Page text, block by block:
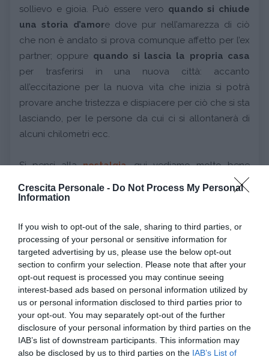
Crescita Personale - Do Not Process My Personal
Information
If you wish to opt-out of the sale, sharing to third parties, or
processing of your personal or sensitive information for
targeted advertising by us, please use the below opt-out
section to confirm your selection. Please note that after your
opt-out request is processed you may continue seeing
interest-based ads based on personal information utilized by
us or personal information disclosed to third parties prior to
your opt-out. You may separately opt-out of the further
disclosure of your personal information by third parties on the
IAB’s list of downstream participants. This information may
also be disclosed by us to third parties on the IAB’s List of
sollievo e gioia. Può essere vero quando si chiude
una storia d’amore dove pur nell’amarezza di ciò
che non è andato si prova comunque affetto per l’ex
partner; oppure quando si lascia la propria casa
per trasferirsi in una nuova città: accanto
all’eccitazione per la nuova vita che inizia si potrà
provare anche tristezza e dispiacere per ciò che si sta
lasciando, per le persone da cui ci si allontanerà di
alcuni chilometri ecc.
Si pensi allanostalgia, qui vediamo molto bene
come, a posteriori, le esperienze appartenenti ad un
passato non più attuale si tingano di sfumature
contemporaneamente da una nota di tristezza.
4. Distinguere diversi tipi di separazione
Ilbambino piccoloche immaginavamo nell’esempio
precedente piangere e urlare disperatodietro alla
porta di casa fa il suo “mestiere” di bambino: vive
ancora ogni esperienza con intensità massima senza
essere in grado di coglieresfumature, gradualità e